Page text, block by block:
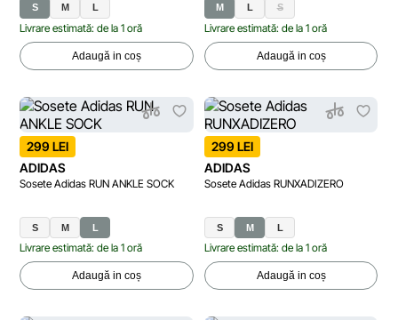
S M L
Livrare estimată: de la 1 oră
Adaugă in coș
M L S
Livrare estimată: de la 1 oră
Adaugă in coș
299 LEI
ADIDAS
Sosete Adidas RUN ANKLE SOCK
S M L
Livrare estimată: de la 1 oră
Adaugă in coș
299 LEI
ADIDAS
Sosete Adidas RUNXADIZERO
S M L
Livrare estimată: de la 1 oră
Adaugă in coș